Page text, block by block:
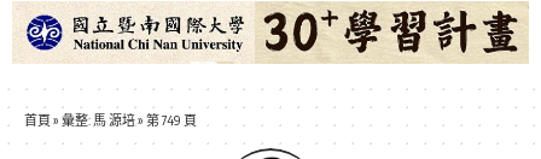
首頁 » 彙整: 馬 源培» 第 749 頁